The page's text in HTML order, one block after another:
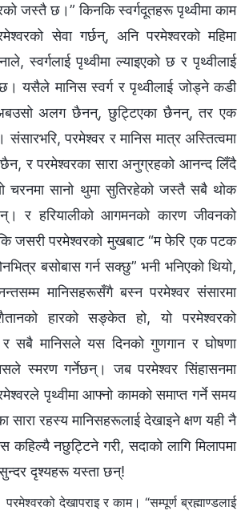
जस्तै छ।” किनकि स्वर्गदूतहरू पृथ्वीमा काम
सेवा गर्छन्, अनि परमेश्‍वरको महिमा
स्वर्गलाई पृथ्वीमा ल्याइएको छ र पृथ्वीलाई
छ। यसैले मानिस स्वर्ग र पृथ्वीलाई जोड्ने कडी
अबउसो अलग छैनन्, छुट्टिएका छैनन्, तर एक
परमेश्‍वर र मानिस मात्र अस्तित्वमा
र परमेश्‍वरका सारा अनुग्रहको आनन्द लिँदै
चरनमा सानो थुमा सुतिरहेको जस्तै सबै थोक
र हरियालीको आगमनको कारण जीवनको
जसरी परमेश्‍वरको मुखबाट “म फेरि एक पटक
बसोबास गर्न सक्छु” भनी भनिएको थियो,
मानिसहरूसँगै बस्‍न परमेश्‍वर संसारमा
हारको सङ्‍केत हो, यो परमेश्‍वरको
र सबै मानिसले यस दिनको गुणगान र घोषणा
स्मरण गर्नेछन्। जब परमेश्‍वर सिंहासनमा
पृथ्वीमा आफ्नो कामको समाप्त गर्ने समय
सारा रहस्य मानिसहरूलाई देखाइने क्षण यही नै
कहिल्यै नछुट्टिने गरी, सदाको लागि मिलापमा
दृश्यहरू यस्ता छन्!
देखापराइ र काम। “सम्पूर्ण ब्रह्माण्डलाई